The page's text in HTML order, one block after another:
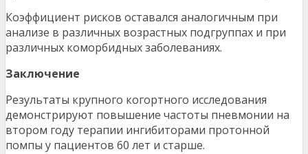
Коэффициент рисков оставался аналогичным при
анализе в различных возрастных подгруппах и при
различных коморбидных заболеваниях.
Заключение
Результаты крупного когортного исследования
демонстрируют повышение частоты пневмонии на
втором году терапии ингибиторами протонной
помпы у пациентов 60 лет и старше.